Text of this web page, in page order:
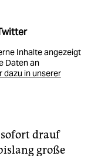
Inhalte angezeigt
Daten an
dazu in unserer
sofort drauf
große